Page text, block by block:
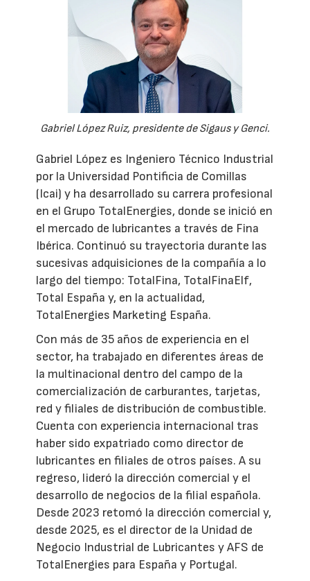
Gabriel López Ruiz, presidente de Sigaus y Genci.
Gabriel López es Ingeniero Técnico Industrial
por la Universidad Pontificia de Comillas
(Icai) y ha desarrollado su carrera profesional
en el Grupo TotalEnergies, donde se inició en
el mercado de lubricantes a través de Fina
Ibérica. Continuó su trayectoria durante las
sucesivas adquisiciones de la compañía a lo
largo del tiempo: TotalFina, TotalFinaElf,
Total España y, en la actualidad,
TotalEnergies Marketing España.
Con más de 35 años de experiencia en el
sector, ha trabajado en diferentes áreas de
la multinacional dentro del campo de la
comercialización de carburantes, tarjetas,
red y filiales de distribución de combustible.
Cuenta con experiencia internacional tras
haber sido expatriado como director de
lubricantes en filiales de otros países. A su
regreso, lideró la dirección comercial y el
desarrollo de negocios de la filial española.
Desde 2023 retomó la dirección comercial y,
desde 2025, es el director de la Unidad de
Negocio Industrial de Lubricantes y AFS de
TotalEnergies para España y Portugal.